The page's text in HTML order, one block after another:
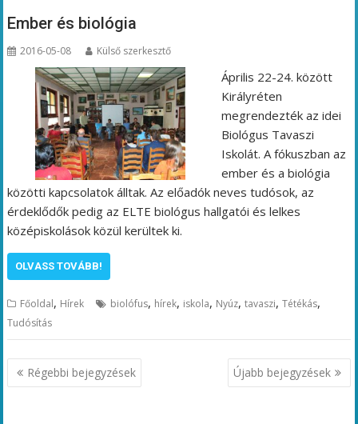
Ember és biológia
2016-05-08 Külső szerkesztő
Április 22-24. között
Királyréten
megrendezték az idei
Biológus Tavaszi
Iskolát. A fókuszban az
ember és a biológia
közötti kapcsolatok álltak. Az előadók neves tudósok, az
érdeklődők pedig az ELTE biológus hallgatói és lelkes
középiskolások közül kerültek ki.
OLVASS TOVÁBB!
Főoldal, Hírek biolófus, hírek, iskola, Nyúz,tavaszi,Tétékás,
Tudósítás
Bejegyzés
navigáció
Régebbi bejegyzések Újabb bejegyzések